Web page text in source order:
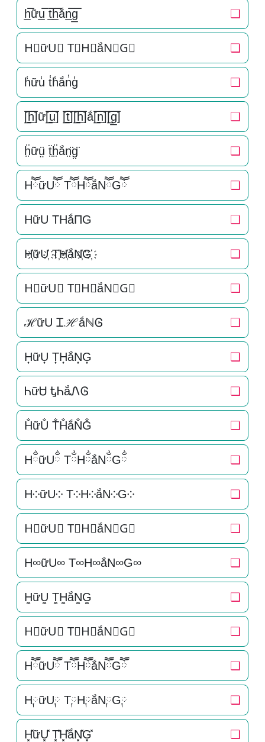
h̲̅ữu̲̅ t̲̅h̲̅ắn̲̅g̲̅ ❏
H⃣ữU⃣ T⃣H⃣ắN⃣G⃣ ❏
h̾ữu̾ t̾h̾ắn̾g̾ ❏
[̲̅h̲̅]ữ[̲̅u̲̅] [̲̅t̲̅][̲̅h̲̅]ắ[̲̅n̲̅][̲̅g̲̅] ❏
ḧ̤ữṳ̈ ẗ̤ḧ̤ắn̤̈g̤̈ ❏
HཽữUཽ TཽHཽắNཽGཽ ❏
HữU THắΠG ❏
H҉ữU҉ T҉H҉ắN҉G҉ ❏
H⃜ữU⃜ T⃜H⃜ắN⃜G⃜ ❏
ℋữU ᏆℋắℕᎶ ❏
H͎ữU͎ T͎H͎ắN͎G͎ ❏
ᏂữᏌ ᎿᏂắᏁᎶ ❏
H̐ữU̐ T̐H̐ắN̐G̐ ❏
HྂữUྂ TྂHྂắNྂGྂ ❏
H༶ữU༶ T༶H༶ắN༶G༶ ❏
H⃕ữU⃕ T⃕H⃕ắN⃕G⃕ ❏
H∞ữU∞ T∞H∞ắN∞G∞ ❏
H͚ữU͚ T͚H͚ắN͚G͚ ❏
H⃒ữU⃒ T⃒H⃒ắN⃒G⃒ ❏
HཽữUཽ TཽHཽắNཽGཽ ❏
H༙ữU༙ T༙H༙ắN༙G༙ ❏
H͓̽ữU͓̽ T͓̽H͓̽ắN͓̽G͓̽ ❏